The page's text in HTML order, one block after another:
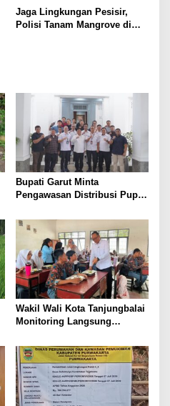
Sempat Hilang
Jaga Lingkungan Pesisir,
Polisi Tanam Mangrove di
Bupati Garut Minta
Pengawasan Distribusi Pupuk
Pendaftaran RDKK
Dioptimalkan
Wakil Wali Kota Tanjungbalai
Monitoring Langsung
Negeri 2